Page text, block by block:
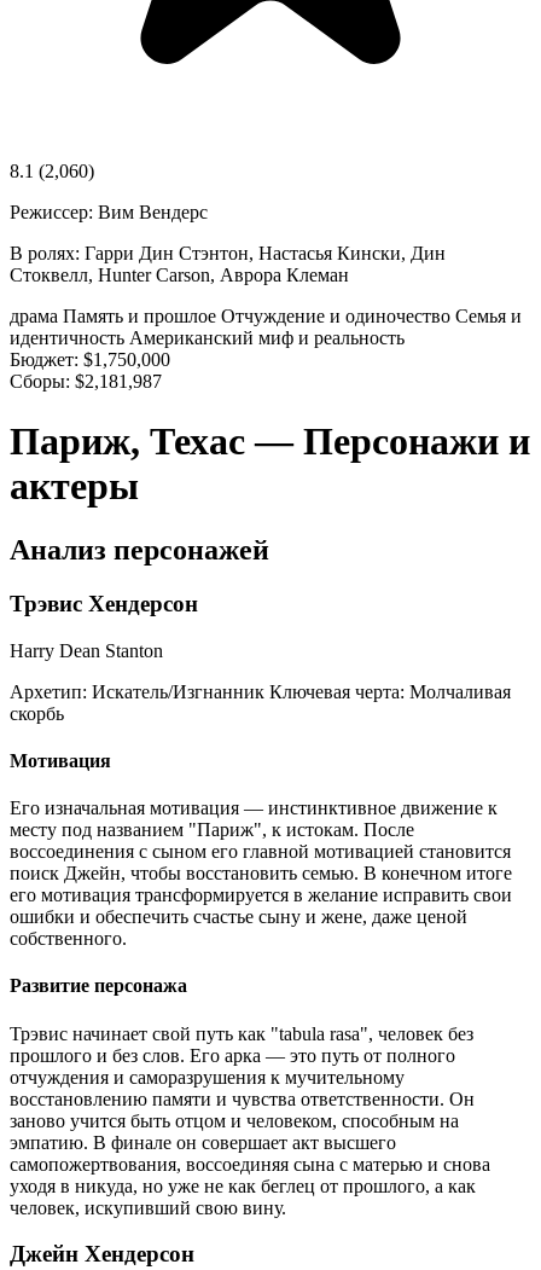
8.1 (2,060)
Режиссер: Вим Вендерс
В ролях: Гарри Дин Стэнтон, Настасья Кински, Дин
Стоквелл, Hunter Carson, Аврора Клеман
драма Память и прошлое Отчуждение и одиночество Семья и
идентичность Американский миф и реальность
Бюджет: $1,750,000
Сборы: $2,181,987
Париж, Техас — Персонажи и
актеры
Анализ персонажей
Трэвис Хендерсон
Harry Dean Stanton
Архетип: Искатель/Изгнанник Ключевая черта: Молчаливая
скорбь
Мотивация
Его изначальная мотивация — инстинктивное движение к
месту под названием "Париж", к истокам. После
воссоединения с сыном его главной мотивацией становится
поиск Джейн, чтобы восстановить семью. В конечном итоге
его мотивация трансформируется в желание исправить свои
ошибки и обеспечить счастье сыну и жене, даже ценой
собственного.
Развитие персонажа
Трэвис начинает свой путь как "tabula rasa", человек без
прошлого и без слов. Его арка — это путь от полного
отчуждения и саморазрушения к мучительному
восстановлению памяти и чувства ответственности. Он
заново учится быть отцом и человеком, способным на
эмпатию. В финале он совершает акт высшего
самопожертвования, воссоединяя сына с матерью и снова
уходя в никуда, но уже не как беглец от прошлого, а как
человек, искупивший свою вину.
Джейн Хендерсон